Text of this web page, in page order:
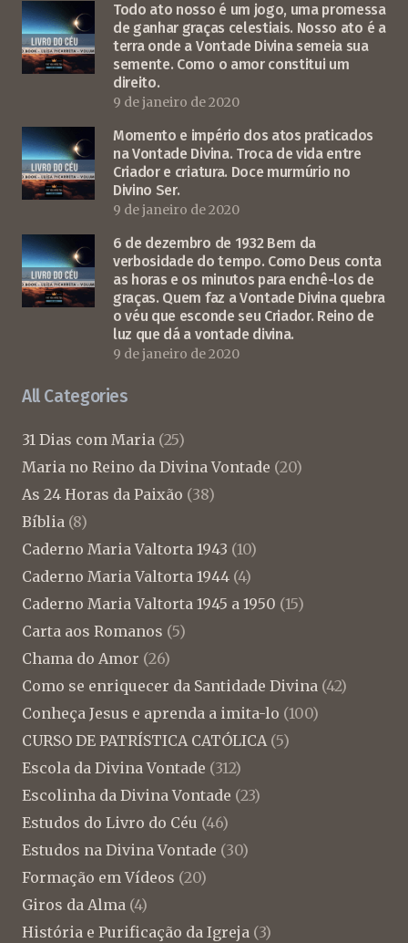
Todo ato nosso é um jogo, uma promessa
de ganhar graças celestiais. Nosso ato é a
terra onde a Vontade Divina semeia sua
semente. Como o amor constitui um
direito.
9 de janeiro de 2020
Momento e império dos atos praticados
na Vontade Divina. Troca de vida entre
Criador e criatura. Doce murmúrio no
Divino Ser.
9 de janeiro de 2020
6 de dezembro de 1932 Bem da
verbosidade do tempo. Como Deus conta
as horas e os minutos para enchê-los de
graças. Quem faz a Vontade Divina quebra
o véu que esconde seu Criador. Reino de
luz que dá a vontade divina.
9 de janeiro de 2020
All Categories
31 Dias com Maria (25)
Maria no Reino da Divina Vontade (20)
As 24 Horas da Paixão (38)
Bíblia (8)
Caderno Maria Valtorta 1943 (10)
Caderno Maria Valtorta 1944 (4)
Caderno Maria Valtorta 1945 a 1950 (15)
Carta aos Romanos (5)
Chama do Amor (26)
Como se enriquecer da Santidade Divina (42)
Conheça Jesus e aprenda a imita-lo (100)
CURSO DE PATRÍSTICA CATÓLICA(5)
Escola da Divina Vontade (312)
Escolinha da Divina Vontade (23)
Estudos do Livro do Céu (46)
Estudos na Divina Vontade (30)
Formação em Vídeos (20)
Giros da Alma (4)
História e Purificação da Igreja (3)